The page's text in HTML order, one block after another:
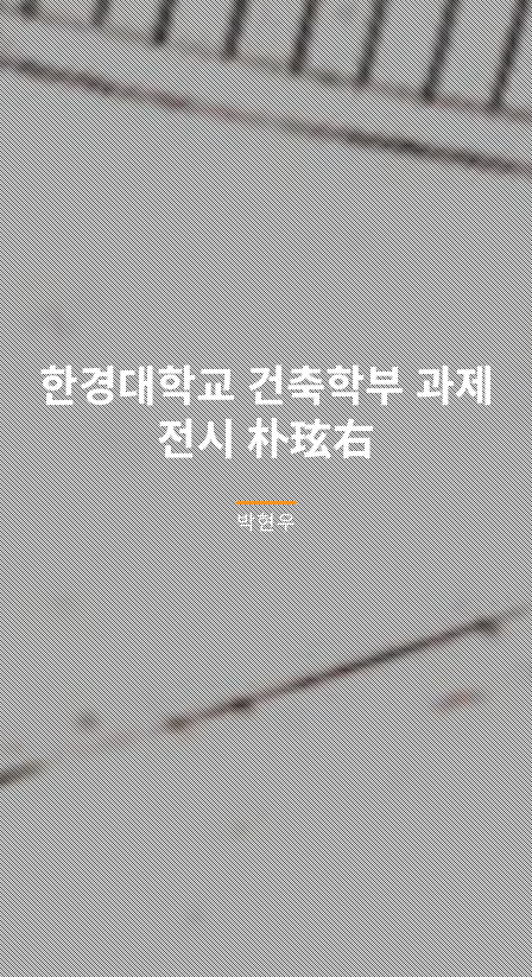
한경대학교 건축학부 과제
전시 朴玹右
박현우